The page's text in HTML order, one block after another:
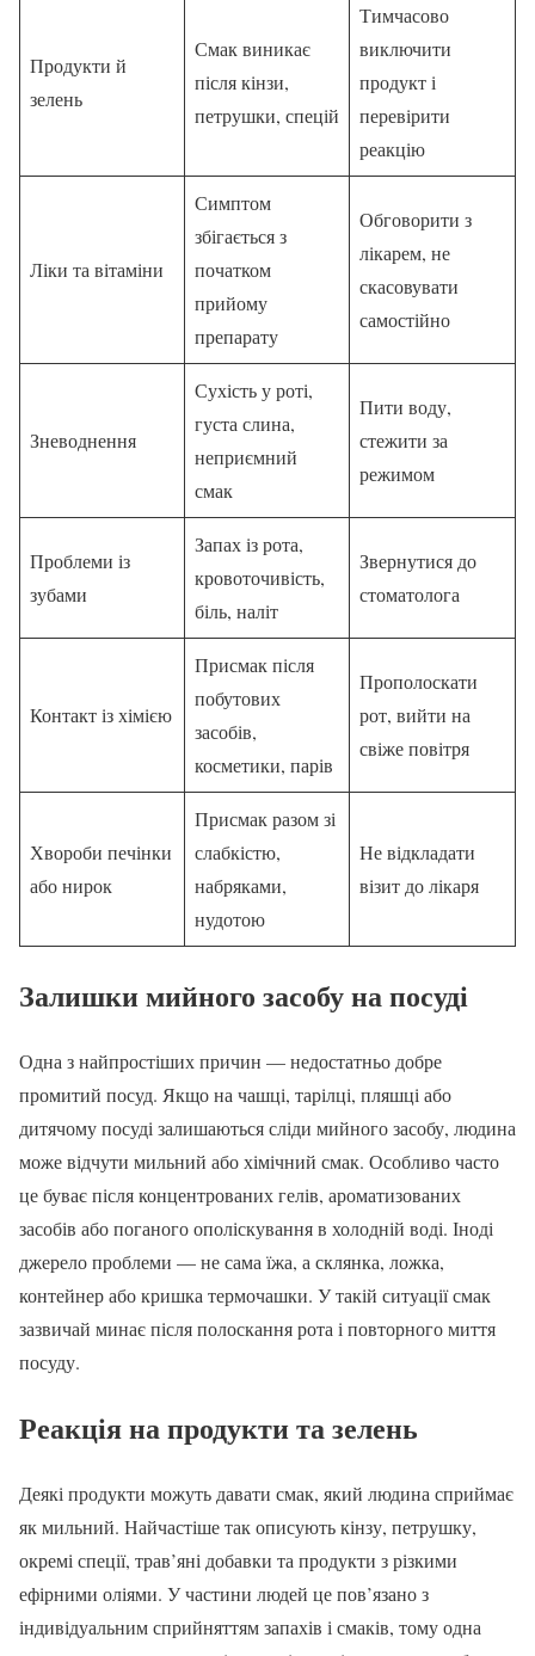
Продукти й
зелень
Смак виникає
після кінзи,
петрушки, спецій
Тимчасово
виключити
продукт і
перевірити
реакцію
Ліки та вітаміни
Симптом
збігається з
початком
прийому
препарату
Обговорити з
лікарем, не
скасовувати
самостійно
Зневоднення
Сухість у роті,
густа слина,
неприємний
смак
Пити воду,
стежити за
режимом
Проблеми із
зубами
Запах із рота,
кровоточивість,
біль, наліт
Звернутися до
стоматолога
Контакт із хімією
Присмак після
побутових
засобів,
косметики, парів
Прополоскати
рот, вийти на
свіже повітря
Хвороби печінки
або нирок
Присмак разом зі
слабкістю,
набряками,
нудотою
Не відкладати
візит до лікаря
Залишки мийного засобу на посуді
Одна з найпростіших причин — недостатньо добре
промитий посуд. Якщо на чашці, тарілці, пляшці або
дитячому посуді залишаються сліди мийного засобу, людина
може відчути мильний або хімічний смак. Особливо часто
це буває після концентрованих гелів, ароматизованих
засобів або поганого ополіскування в холодній воді. Іноді
джерело проблеми — не сама їжа, а склянка, ложка,
контейнер або кришка термочашки. У такій ситуації смак
зазвичай минає після полоскання рота і повторного миття
посуду.
Реакція на продукти та зелень
Деякі продукти можуть давати смак, який людина сприймає
як мильний. Найчастіше так описують кінзу, петрушку,
окремі спеції, трав’яні добавки та продукти з різкими
ефірними оліями. У частини людей це пов’язано з
індивідуальним сприйняттям запахів і смаків, тому одна